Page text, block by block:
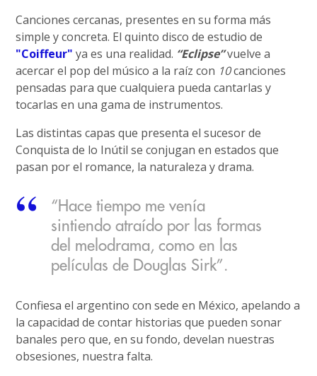
Canciones cercanas, presentes en su forma más
simple y concreta. El quinto disco de estudio de
"Coiffeur" ya es una realidad. “Eclipse”vuelve a
acercar el pop del músico a la raíz con 10canciones
pensadas para que cualquiera pueda cantarlas y
tocarlas en una gama de instrumentos.
Las distintas capas que presenta el sucesor de
Conquista de lo Inútil se conjugan en estados que
pasan por el romance, la naturaleza y drama.
“Hace tiempo me venía
sintiendo atraído por las formas
del melodrama, como en las
películas de Douglas Sirk”.
Confiesa el argentino con sede en México, apelando a
la capacidad de contar historias que pueden sonar
banales pero que, en su fondo, develan nuestras
obsesiones, nuestra falta.